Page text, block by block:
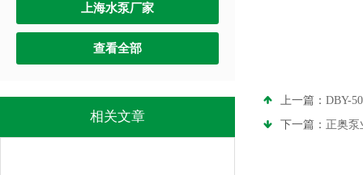
上海水泵厂家
查看全部
相关文章
上一篇： DBY-
下一篇： 正奥泵